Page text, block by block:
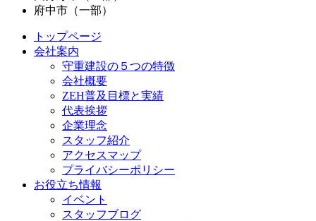
府中市（一部）
トップページ
会社案内
守重建設の５つの特徴
会社概要
ZEH普及目標と実績
代表挨拶
企業理念
スタッフ紹介
アクセスマップ
プライバシーポリシー
お役立ち情報
イベント
スタッフブログ